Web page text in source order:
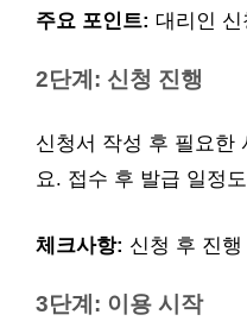
주요 포인트: 대리인
2단계: 신청 진행
신청서 작성 후 필요한
요. 접수 후 발급 일정
체크사항: 신청 후 진
3단계: 이용 시작